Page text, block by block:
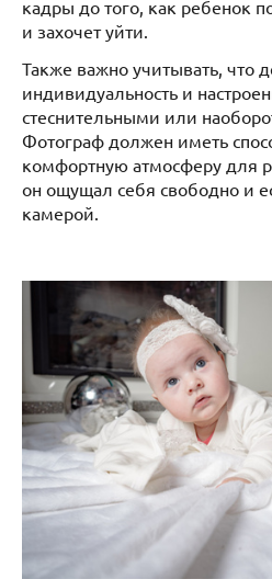
кадры до того, как ребенок
и захочет уйти.
Также важно учитывать, что
индивидуальность и
стеснительными или
Фотограф должен иметь
комфортную атмосферу для
он ощущал себя свободно и
камерой.